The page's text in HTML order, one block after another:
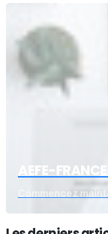
AEFE-
Commencez